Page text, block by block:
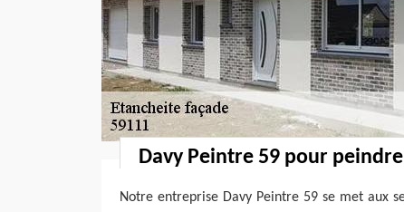
Davy Peintre 59 pour
Notre entreprise Davy Peintre 59 se met aux